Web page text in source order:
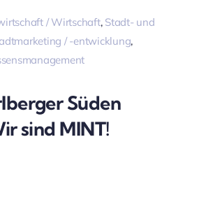
/ Wirtschaft, Stadt- und
/ -entwicklung,
Süden
sind MINT!